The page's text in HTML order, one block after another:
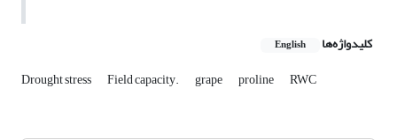
کلیدواژه‌ها English
Drought stress Field capacity. grape proline RWC